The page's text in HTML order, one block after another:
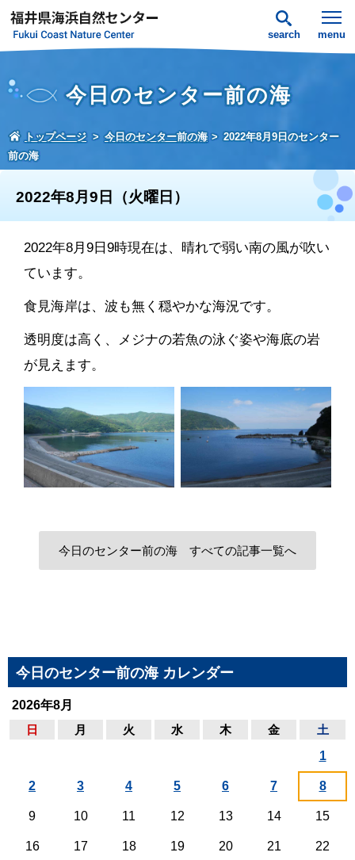
search menu
今日のセンター前の海
トップページ 今日のセンター前の海
2022年8月9日のセンター
前の海
2022年8月9日（火曜日）
2022年8月9日9時現在は、晴れで弱い南の風が吹い
ています。
食見海岸は、波も無く穏やかな海況です。
透明度は高く、メジナの若魚の泳ぐ姿や海底の岩
が見えます。
今日のセンター前の海 すべての記事一覧へ
今日のセンター前の海 カレンダー
2026年8月
日
月 火 水 木 金 土
1
2 3 4 5 6 7 8
9 10 11 12 13 14 15
16 17 18 19 20 21 22